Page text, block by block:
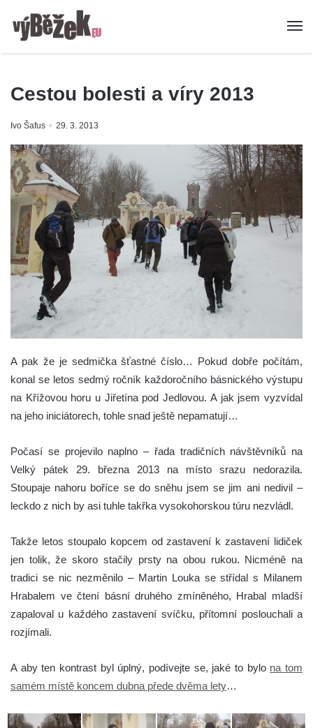
Cestou bolesti a víry 2013
Ivo Šafus 29. 3. 2013
A pak že je sedmička šťastné číslo… Pokud dobře počítám,
konal se letos sedmý ročník každoročního básnického výstupu
na Křížovou horu u Jiřetína pod Jedlovou. A jak jsem vyzvídal
na jeho iniciátorech, tohle snad ještě nepamatují…
Počasí se projevilo naplno – řada tradičních návštěvníků na
Velký pátek 29. března 2013 na místo srazu nedorazila.
Stoupaje nahoru boříce se do sněhu jsem se jim ani nedivil –
leckdo z nich by asi tuhle takřka vysokohorskou túru nezvládl.
Takže letos stoupalo kopcem od zastavení k zastavení lidiček
jen tolik, že skoro stačily prsty na obou rukou. Nicméně na
tradici se nic nezměnilo – Martin Louka se střídal s Milanem
Hrabalem ve čtení básní druhého zmíněného, Hrabal mladší
zapaloval u každého zastavení svíčku, přítomní poslouchali a
rozjímali.
A aby ten kontrast byl úplný, podívejte se, jaké to bylo na tom
samém místě koncem dubna přede dvěma lety…